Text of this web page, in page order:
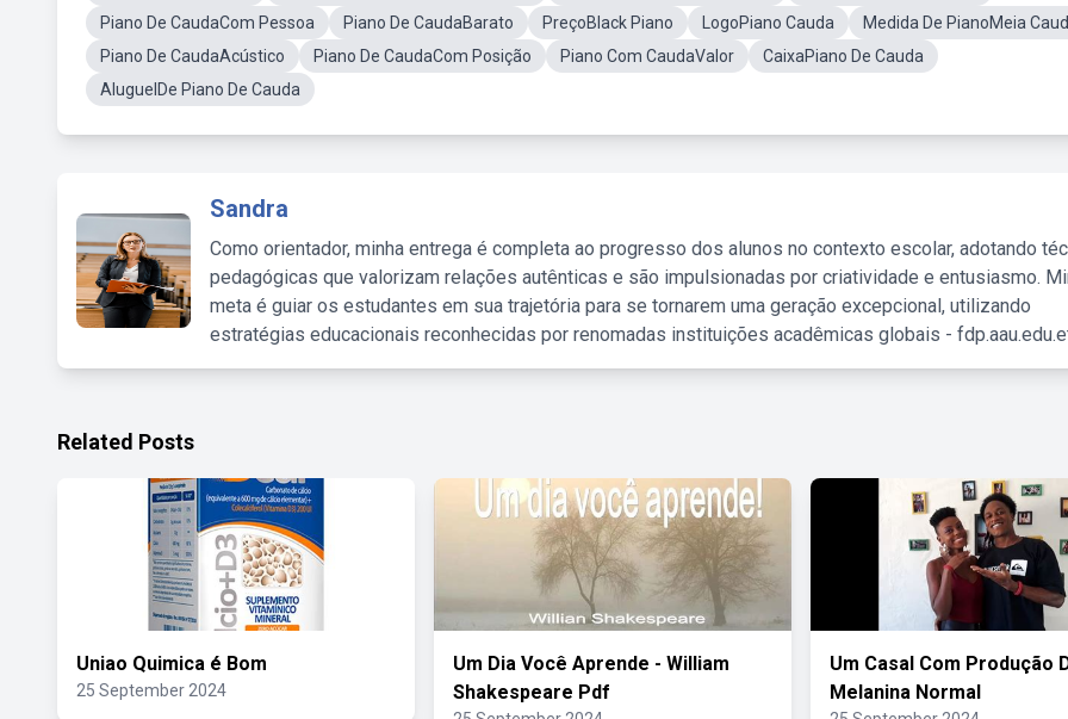
Piano De CaudaCom Pessoa
Piano De CaudaBarato PreçoBlack Piano LogoPiano Cauda
Medida De PianoMeia
Piano De CaudaAcústico
Piano De CaudaCom Posição Piano Com CaudaValor
CaixaPiano De Cauda
AluguelDe Piano De Cauda
Sandra
Como orientador, minha entrega é completa ao progresso dos alunos no contexto escolar, adotando
pedagógicas que valorizam relações autênticas e são impulsionadas por criatividade e entusiasmo.
meta é guiar os estudantes em sua trajetória para se tornarem uma geração excepcional, utilizando
estratégias educacionais reconhecidas por renomadas instituições acadêmicas globais -
Related Posts
Uniao Quimica é Bom
25 September 2024
Um Dia Você Aprende - William
Shakespeare Pdf
Um Casal Com Produção
Melanina Normal